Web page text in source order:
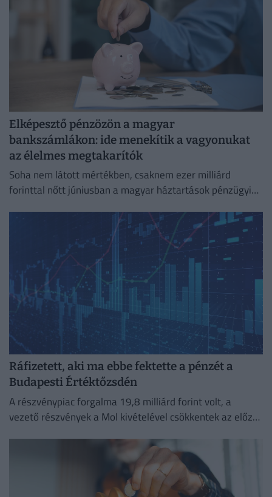
Elképesztő pénzözön a magyar
bankszámlákon: ide menekítik a vagyonukat
az élelmes megtakarítók
Soha nem látott mértékben, csaknem ezer milliárd
forinttal nőtt júniusban a magyar háztartások pénzügyi
Ráfizetett, aki ma ebbe fektette a pénzét a
Budapesti Értéktőzsdén
A részvénypiac forgalma 19,8 milliárd forint volt, a
vezető részvények a Mol kivételével csökkentek az előző